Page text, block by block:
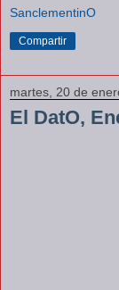
SanclementinO
Compartir
martes, 20 de
El DatO,